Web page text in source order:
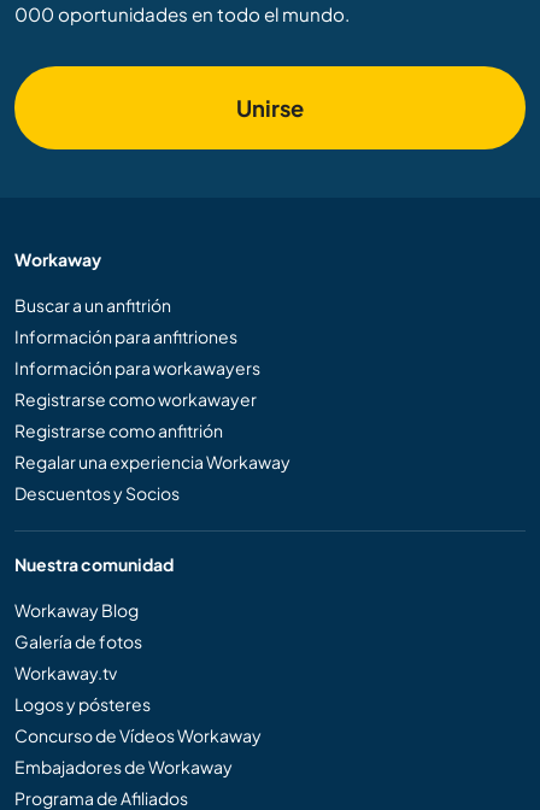
000 oportunidades en todo el mundo.
Unirse
Workaway
Buscar a un anfitrión
Información para anfitriones
Información para workawayers
Registrarse como workawayer
Registrarse como anfitrión
Regalar una experiencia Workaway
Descuentos y Socios
Nuestra comunidad
Workaway Blog
Galería de fotos
Workaway.tv
Logos y pósteres
Concurso de Vídeos Workaway
Embajadores de Workaway
Programa de Afiliados